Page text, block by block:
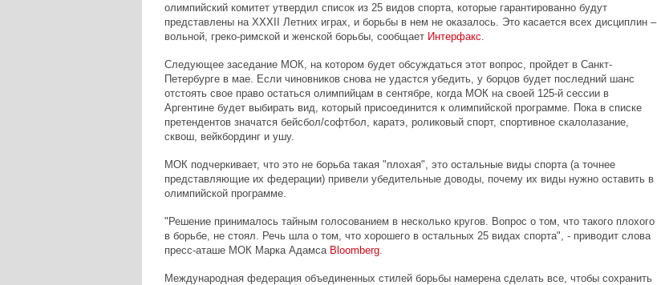
олимпийский комитет утвердил список из 25 видов спорта, которые гарантированно будут
представлены на XXXII Летних играх, и борьбы в нем не оказалось. Это касается всех дисциплин –
вольной, греко-римской и женской борьбы, сообщает Интерфакс
Следующее заседание МОК, на котором будет обсуждаться этот вопрос, пройдет в Санкт-
Петербурге в мае. Если чиновников снова не удастся убедить, у борцов будет последний шанс
отстоять свое право остаться олимпийцам в сентябре, когда МОК на своей 125-й сессии в
Аргентине будет выбирать вид, который присоединится к олимпийской программе. Пока в списке
претендентов значатся бейсбол/софтбол, каратэ, роликовый спорт, спортивное скалолазание,
сквош, вейкбординг и ушу.
МОК подчеркивает, что это не борьба такая "плохая", это остальные виды спорта (а точнее
представляющие их федерации) привели убедительные доводы, почему их виды нужно оставить в
олимпийской программе.
"Решение принималось тайным голосованием в несколько кругов. Вопрос о том, что такого плохого
в борьбе, не стоял. Речь шла о том, что хорошего в остальных 25 видах спорта", - приводит слова
пресс-аташе МОК Марка Адамса Bloomberg.
Международная федерация объединенных стилей борьбы намерена сделать все, чтобы сохранить